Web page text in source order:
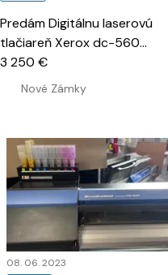
Predám Digitálnu laserovú
tlačiareň Xerox dc-560…
Nové Zámky
3 250 €
08. 06. 2023